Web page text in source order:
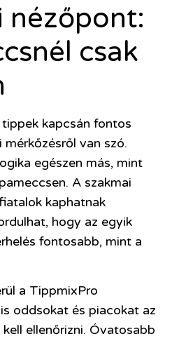
nézőpont:
csak
kapcsán fontos
mérkőzésről van szó.
egészen más, mint
A szakmai
kaphatnak
hogy az egyik
fontosabb, mint a
a TippmixPro
oddsokat és piacokat az
ellenőrizni. Óvatosabb